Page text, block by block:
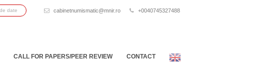
cabinetnumismatic@mnir.ro +0040745327488
CALL FOR PAPERS/PEER REVIEW CONTACT